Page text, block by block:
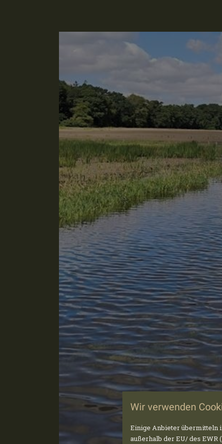
Wir verwenden
Einige Anbieter übermitteln
außerhalb der EU/ des EWR